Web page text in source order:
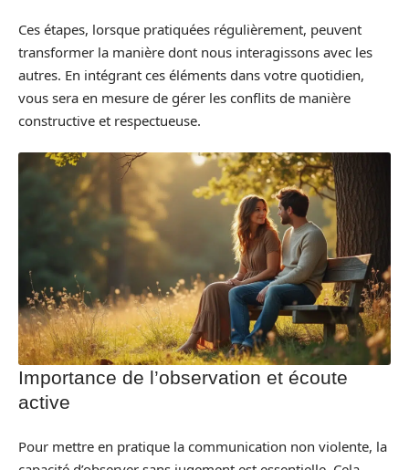
Ces étapes, lorsque pratiquées régulièrement, peuvent
transformer la manière dont nous interagissons avec les
autres. En intégrant ces éléments dans votre quotidien,
vous sera en mesure de gérer les conflits de manière
constructive et respectueuse.
Importance de l’observation et écoute
active
Pour mettre en pratique la communication non violente, la